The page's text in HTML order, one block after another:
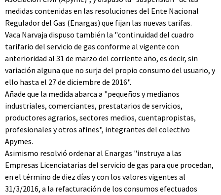
medidas contenidas en las resoluciones del Ente Nacional
Regulador del Gas (Enargas) que fijan las nuevas tarifas.
Vaca Narvaja dispuso también la "continuidad del cuadro
tarifario del servicio de gas conforme al vigente con
anterioridad al 31 de marzo del corriente año, es decir, sin
variación alguna que no surja del propio consumo del usuario, y
ello hasta el 27 de diciembre de 2016".
Añade que la medida abarca a "pequeños y medianos
industriales, comerciantes, prestatarios de servicios,
productores agrarios, sectores medios, cuentapropistas,
profesionales y otros afines", integrantes del colectivo
Apymes.
Asimismo resolvió ordenar al Enargas "instruya a las
Empresas Licenciatarias del servicio de gas para que procedan,
en el término de diez días y con los valores vigentes al
31/3/2016, a la refacturación de los consumos efectuados